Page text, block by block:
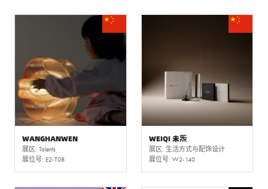
WANGHANWEN
展区: Talents
展位号: E2-T08
WEIQI 未炁
展区: 生活方式与配饰设计
展位号: W2-140